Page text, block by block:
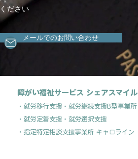
ださい
メールでのお問い合わせ
障がい福祉サービス シェアスマイル
・就労移行支援 ・就労継続支援B型事業所
・就労定着支援 ・就労選択支援
・指定特定相談支援事業所 キャロライン